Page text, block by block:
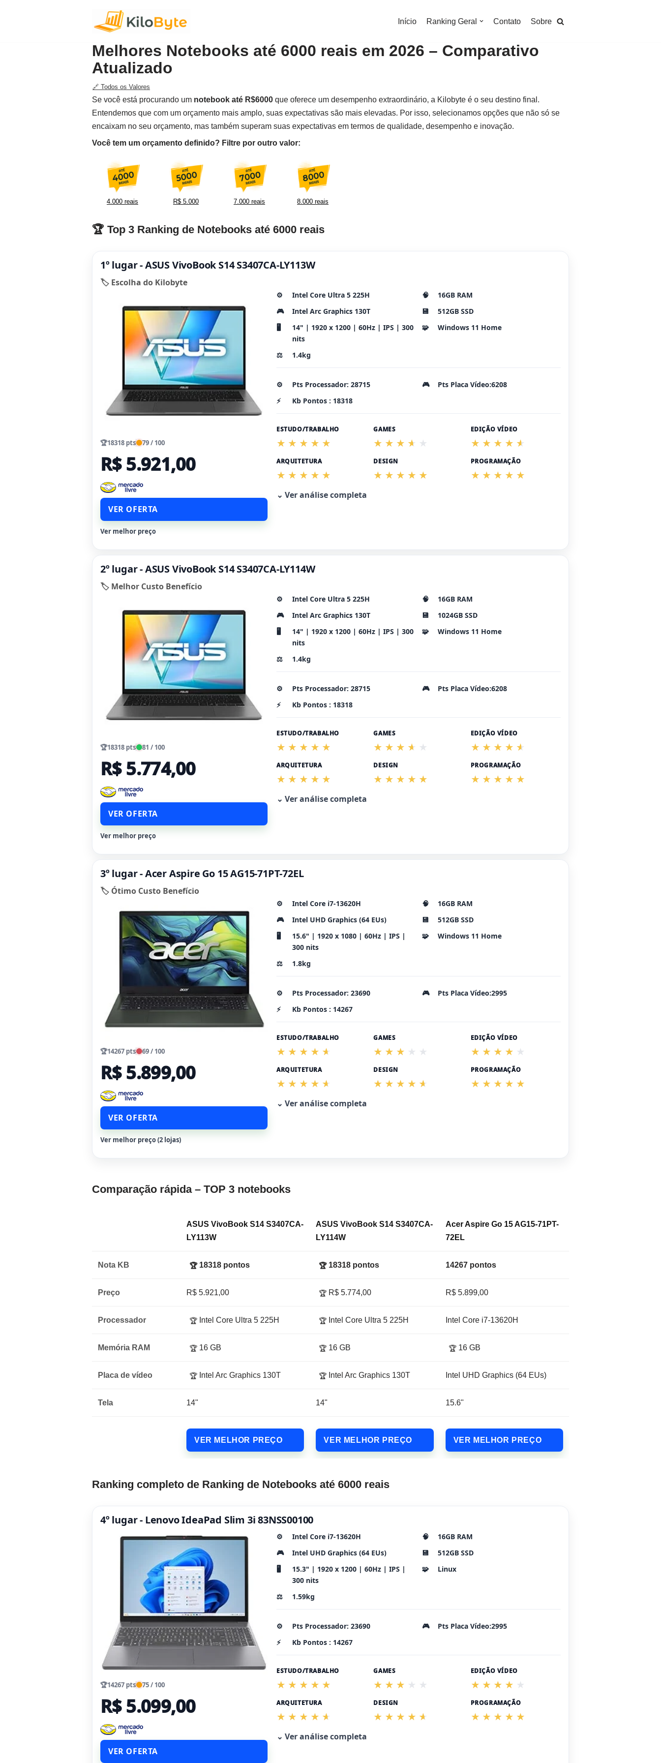
Início Ranking Geral Contato Sobre
Melhores Notebooks até 6000 reais em 2026 – Comparativo
Atualizado
🔗 Todos os Valores
Se você está procurando um notebook até R$6000 que oferece um desempenho extraordinário, a Kilobyte é o seu destino final.
Entendemos que com um orçamento mais amplo, suas expectativas são mais elevadas. Por isso, selecionamos opções que não só se
encaixam no seu orçamento, mas também superam suas expectativas em termos de qualidade, desempenho e inovação.
Você tem um orçamento definido? Filtre por outro valor:
4.000 reais R$ 5.000 7.000 reais 8.000 reais
🏆 Top 3 Ranking de Notebooks até 6000 reais
1º lugar - ASUS VivoBook S14 S3407CA-LY113W
🏷️ Escolha do Kilobyte
🏆18318 pts 79 / 100
R$ 5.921,00
VER OFERTA
Ver melhor preço
⚙️ Intel Core Ultra 5 225H 🧠
16GB RAM
🎮
Intel Arc Graphics 130T 💾
512GB SSD
🖥️
14" | 1920 x 1200 | 60Hz | IPS | 300
nits
🧩 Windows 11 Home
⚖️ 1.4kg
⚙️ Pts Processador: 28715 🎮
Pts Placa Vídeo:6208
⚡
Kb Pontos : 18318
ESTUDO/TRABALHO GAMES EDIÇÃO VÍDEO
ARQUITETURA DESIGN PROGRAMAÇÃO
⌄ Ver análise completa
2º lugar - ASUS VivoBook S14 S3407CA-LY114W
🏷️ Melhor Custo Benefício
🏆18318 pts 81 / 100
R$ 5.774,00
VER OFERTA
Ver melhor preço
⚙️ Intel Core Ultra 5 225H 🧠
16GB RAM
🎮
Intel Arc Graphics 130T 💾
1024GB SSD
🖥️
14" | 1920 x 1200 | 60Hz | IPS | 300
nits
🧩 Windows 11 Home
⚖️ 1.4kg
⚙️ Pts Processador: 28715 🎮
Pts Placa Vídeo:6208
⚡
Kb Pontos : 18318
ESTUDO/TRABALHO GAMES EDIÇÃO VÍDEO
ARQUITETURA DESIGN PROGRAMAÇÃO
⌄ Ver análise completa
3º lugar - Acer Aspire Go 15 AG15-71PT-72EL
🏷️ Ótimo Custo Benefício
🏆14267 pts 69 / 100
R$ 5.899,00
VER OFERTA
Ver melhor preço (2 lojas)
⚙️ Intel Core i7-13620H 🧠
16GB RAM
🎮
Intel UHD Graphics (64 EUs) 💾
512GB SSD
🖥️
15.6" | 1920 x 1080 | 60Hz | IPS |
300 nits
🧩 Windows 11 Home
⚖️ 1.8kg
⚙️ Pts Processador: 23690 🎮
Pts Placa Vídeo:2995
⚡
Kb Pontos : 14267
ESTUDO/TRABALHO GAMES EDIÇÃO VÍDEO
ARQUITETURA DESIGN PROGRAMAÇÃO
⌄ Ver análise completa
Comparação rápida – TOP 3 notebooks
ASUS VivoBook S14 S3407CA-
LY113W
ASUS VivoBook S14 S3407CA-
LY114W
Acer Aspire Go 15 AG15-71PT-
72EL
Nota KB 🏆18318 pontos 🏆18318 pontos 14267 pontos
Preço R$ 5.921,00 🏆 R$ 5.774,00 R$ 5.899,00
Processador 🏆 Intel Core Ultra 5 225H 🏆 Intel Core Ultra 5 225H Intel Core i7-13620H
Memória RAM 🏆 16 GB 🏆 16 GB 🏆16 GB
Placa de vídeo 🏆 Intel Arc Graphics 130T 🏆 Intel Arc Graphics 130T Intel UHD Graphics (64 EUs)
Tela 14" 14" 15.6"
VER MELHOR PREÇO VER MELHOR PREÇO VER MELHOR PREÇO
Ranking completo de Ranking de Notebooks até 6000 reais
4º lugar - Lenovo IdeaPad Slim 3i 83NSS00100
🏆14267 pts 75 / 100
R$ 5.099,00
VER OFERTA
⚙️ Intel Core i7-13620H 🧠
16GB RAM
🎮
Intel UHD Graphics (64 EUs) 💾
512GB SSD
🖥️
15.3" | 1920 x 1200 | 60Hz | IPS |
300 nits
🧩 Linux
⚖️ 1.59kg
⚙️ Pts Processador: 23690 🎮
Pts Placa Vídeo:2995
⚡
Kb Pontos : 14267
ESTUDO/TRABALHO GAMES EDIÇÃO VÍDEO
ARQUITETURA DESIGN PROGRAMAÇÃO
⌄ Ver análise completa